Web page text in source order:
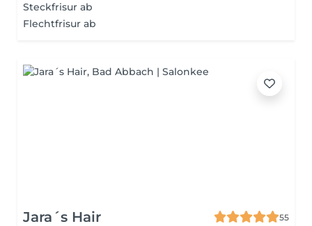
Steckfrisur ab
Flechtfrisur ab
Jara´s Hair
55